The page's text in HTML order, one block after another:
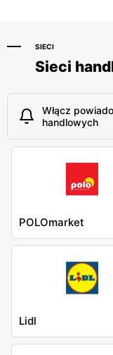
SIECI
Sieci
Włącz
handlowych
POLOmarket
Lidl